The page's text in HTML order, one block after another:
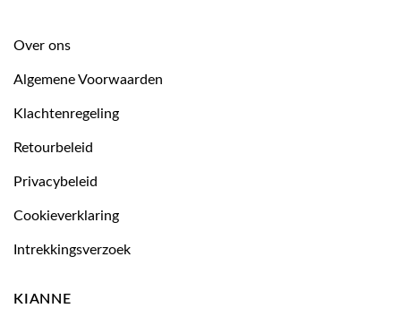
Over ons
Algemene Voorwaarden
Klachtenregeling
Retourbeleid
Privacybeleid
Cookieverklaring
Intrekkingsverzoek
KIANNE